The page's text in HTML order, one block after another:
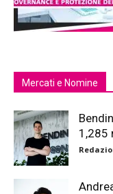
Mercati e Nomine
1,285